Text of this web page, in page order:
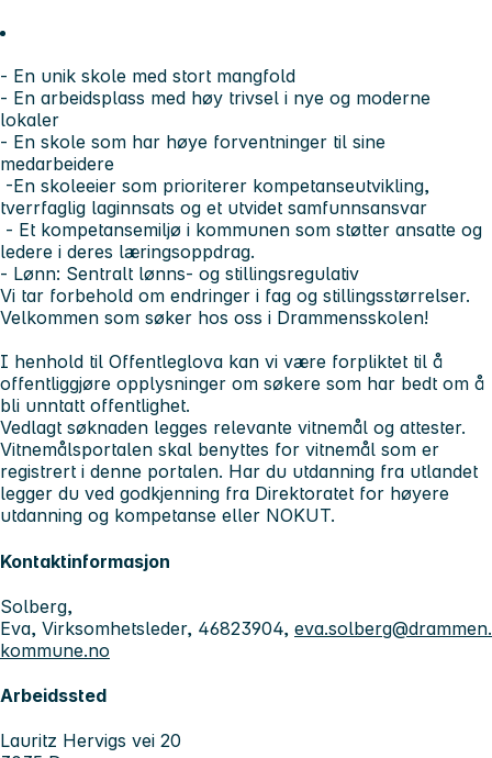
- En unik skole med stort mangfold
- En arbeidsplass med høy trivsel i nye og moderne
lokaler
- En skole som har høye forventninger til sine
medarbeidere
-En skoleeier som prioriterer kompetanseutvikling,
tverrfaglig laginnsats og et utvidet samfunnsansvar
- Et kompetansemiljø i kommunen som støtter ansatte og
ledere i deres læringsoppdrag.
- Lønn: Sentralt lønns- og stillingsregulativ
Vi tar forbehold om endringer i fag og stillingsstørrelser.
Velkommen som søker hos oss i Drammensskolen!
I henhold til Offentleglova kan vi være forpliktet til å
offentliggjøre opplysninger om søkere som har bedt om å
bli unntatt offentlighet.
Vedlagt søknaden legges relevante vitnemål og attester.
Vitnemålsportalen skal benyttes for vitnemål som er
registrert i denne portalen. Har du utdanning fra utlandet
legger du ved godkjenning fra Direktoratet for høyere
utdanning og kompetanse eller NOKUT.
Kontaktinformasjon
Solberg,
Eva, Virksomhetsleder, 46823904, eva.solberg@drammen.
kommune.no
Arbeidssted
Lauritz Hervigs vei 20